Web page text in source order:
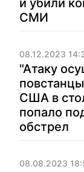
и убили
СМИ
08.12.2023
"Атаку
США в
попало
обстрел
08.08.2023